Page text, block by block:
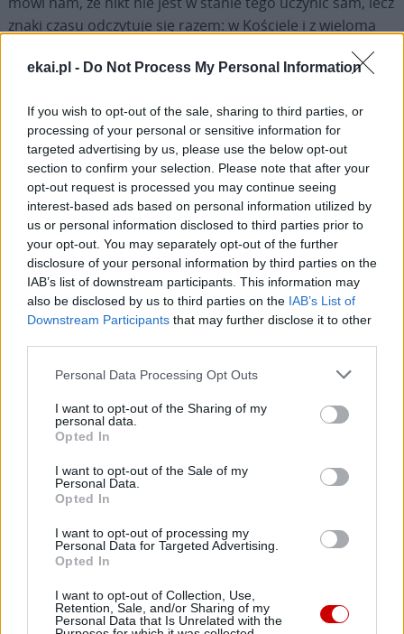
ekai.pl - Do Not Process My Personal Information
If you wish to opt-out of the sale, sharing to third parties, or
processing of your personal or sensitive information for
targeted advertising by us, please use the below opt-out
section to confirm your selection. Please note that after your
opt-out request is processed you may continue seeing
interest-based ads based on personal information utilized by
us or personal information disclosed to third parties prior to
your opt-out. You may separately opt-out of the further
disclosure of your personal information by third parties on the
IAB’s list of downstream participants. This information may
also be disclosed by us to third parties on the IAB’s List of
Downstream Participants that may further disclose it to other
Personal Data Processing Opt Outs
I want to opt-out of the Sharing of my
personal data.
Opted In
I want to opt-out of the Sale of my
Personal Data.
Opted In
I want to opt-out of processing my
Personal Data for Targeted Advertising.
Opted In
I want to opt-out of Collection, Use,
Retention, Sale, and/or Sharing of my
Personal Data that Is Unrelated with the
znaki czasu odczytuje się razem: w Kościele i z wieloma
braćmi i siostrami. Są to znaki Boga, Boga, który poprzez
okoliczności dziejowe przychodzi ze swoim Królestwem.
pierwszego przyjścia Jezusa – Boga z nami – nauczyliśmy
się poszukiwać Go pośród realiów życia. Poszukiwać Go
rozumem, sercem i z zakasanymi rękawami! A Sobór
powiedział, że ta misja należy w szczególny sposób do
wiernych świeckich, mężczyzn i kobiet, ponieważ Bóg,
który stał się człowiekiem, spotyka nas w sytuacjach
każdego dnia. W problemach i w pięknie świata Jezus nas
oczekuje i angażuje nas, prosi, abyśmy działali wraz z
Nim. Dlatego właśnie nadzieja oznacza uczestnictwo!
Dzisiaj chciałbym przypomnieć jedno imię – to bł. Alberto
ubiegłego wieku. Wychowany w rodzinie zgodnie z
Ewangelią, formował się w Akcji Katolickiej, uzyskał
dyplom inżyniera i włączył się w życie społeczne w czasie II
okolicach z całych sił angażował się w pomoc rannym,
chorym i wysiedlonym. Wielu podziwiało go za jego
radnym i powołany do komisji ds. mieszkalnictwa i
odbudowy. W ten sposób wkroczył do aktywnego życia
politycznego, lecz akurat gdy jechał rowerem na
zebranie, został potrącony przez wojskową ciężarówkę.